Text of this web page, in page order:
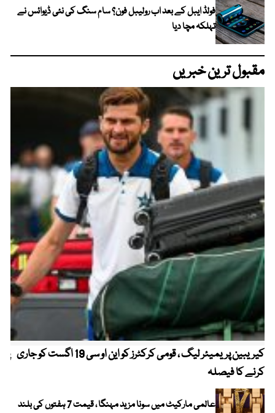
فولڈ ایبل کے بعد اب رولیبل فون؟ سام سنگ کی نئی ڈیوائس نے
تہلکہ مچا دیا
مقبول ترین خبریں
کیریبین پریمیئر لیگ ، قومی کرکٹرز کو این او سی 19 اگست کو جاری
کرنے کا فیصلہ
عالمی مارکیٹ میں سونا مزید مہنگا ، قیمت 7 ہفتوں کی بلند